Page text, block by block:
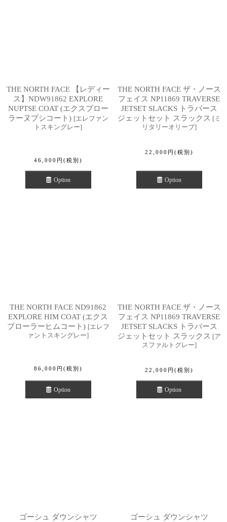
THE NORTH FACE 【レディー
ス】NDW91862 EXPLORE
NUPTSE COAT (エクスプロー
ラーヌプシコート) [エレファン
トスキングレー]
46,000 円 (税別)
Option
THE NORTH FACE ザ・ノース
フェイス NP11869 TRAVERSE
JETSET SLACKS トラバース
ジェットセット スラックス [ミ
リタリーオリーブ]
22,000 円 (税別)
Option
THE NORTH FACE ND91862
EXPLORE HIM COAT (エクス
プローラーヒムコート) [エレフ
ァントスキングレー]
86,000 円 (税別)
Option
THE NORTH FACE ザ・ノース
フェイス NP11869 TRAVERSE
JETSET SLACKS トラバース
ジェットセット スラックス [ア
スファルトグレー]
22,000 円 (税別)
Option
ゴーシュ ダウンシャツ
ゴーシュ ダウンシャツ